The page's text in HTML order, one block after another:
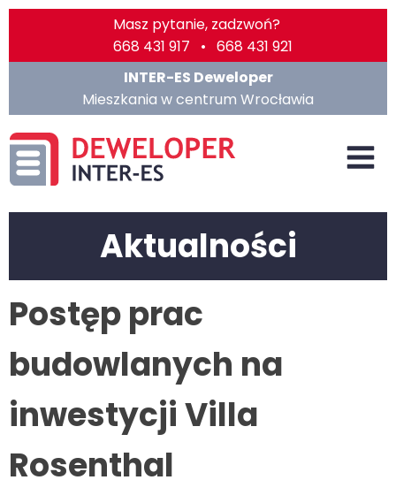
Masz pytanie, zadzwoń?
668 431 917 • 668 431 921
INTER-ES Deweloper
Mieszkania w centrum Wrocławia
Aktualności
Postęp prac
budowlanych na
inwestycji Villa
Rosenthal